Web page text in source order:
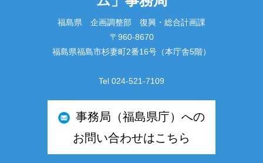
福島県 企画調整部 復興・総合計画課
〒960-8670
福島県福島市杉妻町2番16号（本庁舎5階）
Tel 024-521-7109
事務局（福島県庁）への
お問い合わせはこちら